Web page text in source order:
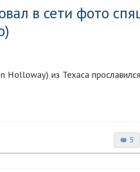
в сети фото
Holloway) из Техаса
5